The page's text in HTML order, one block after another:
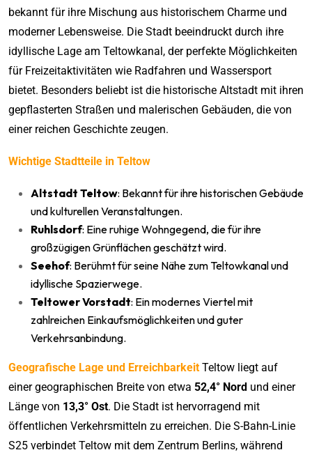
bekannt für ihre Mischung aus historischem Charme und
moderner Lebensweise. Die Stadt beeindruckt durch ihre
idyllische Lage am Teltowkanal, der perfekte Möglichkeiten
für Freizeitaktivitäten wie Radfahren und Wassersport
bietet. Besonders beliebt ist die historische Altstadt mit ihren
gepflasterten Straßen und malerischen Gebäuden, die von
einer reichen Geschichte zeugen.
Wichtige Stadtteile in Teltow
Altstadt Teltow: Bekannt für ihre historischen Gebäude
und kulturellen Veranstaltungen.
Ruhlsdorf: Eine ruhige Wohngegend, die für ihre
großzügigen Grünflächen geschätzt wird.
Seehof: Berühmt für seine Nähe zum Teltowkanal und
idyllische Spazierwege.
Teltower Vorstadt: Ein modernes Viertel mit
zahlreichen Einkaufsmöglichkeiten und guter
Verkehrsanbindung.
Geografische Lage und Erreichbarkeit Teltow liegt auf
einer geographischen Breite von etwa 52,4° Nord und einer
Länge von 13,3° Ost. Die Stadt ist hervorragend mit
öffentlichen Verkehrsmitteln zu erreichen. Die S-Bahn-Linie
S25 verbindet Teltow mit dem Zentrum Berlins, während